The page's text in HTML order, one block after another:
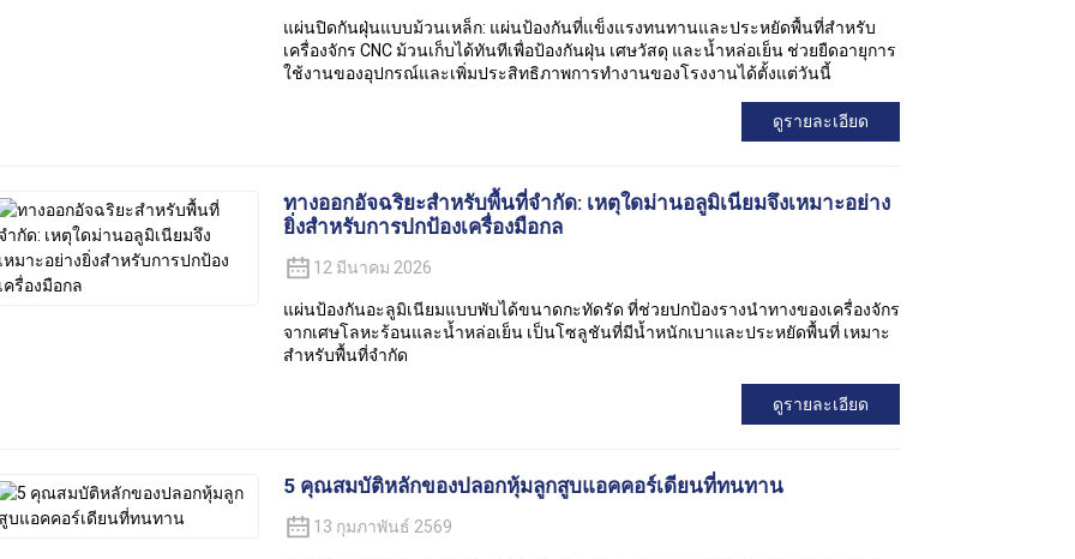
แผ่นปิดกันฝุ่นแบบม้วนเหล็ก: แผ่นป้องกันที่แข็งแรงทนทานและประหยัดพื้นที่สำหรับ
เครื่องจักร CNC ม้วนเก็บได้ทันทีเพื่อป้องกันฝุ่น เศษวัสดุ และน้ำหล่อเย็น ช่วยยืดอายุการ
ใช้งานของอุปกรณ์และเพิ่มประสิทธิภาพการทำงานของโรงงานได้ตั้งแต่วันนี้
ดูรายละเอียด
ทางออกอัจฉริยะสำหรับพื้นที่จำกัด: เหตุใดม่านอลูมิเนียมจึงเหมาะอย่าง
ยิ่งสำหรับการปกป้องเครื่องมือกล
12 มีนาคม 2026
แผ่นป้องกันอะลูมิเนียมแบบพับได้ขนาดกะทัดรัด ที่ช่วยปกป้องรางนำทางของเครื่องจักร
จากเศษโลหะร้อนและน้ำหล่อเย็น เป็นโซลูชันที่มีน้ำหนักเบาและประหยัดพื้นที่ เหมาะ
สำหรับพื้นที่จำกัด
ดูรายละเอียด
5 คุณสมบัติหลักของปลอกหุ้มลูกสูบแอคคอร์เดียนที่ทนทาน
13 กุมภาพันธ์ 2569